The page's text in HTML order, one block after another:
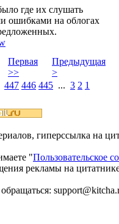
где их слушать
ошибками на облогах
Первая
>>
Предыдущая
>
447 446 445 ... 3 2 1
гиперссылка на
"Пользовательское
рекламы на